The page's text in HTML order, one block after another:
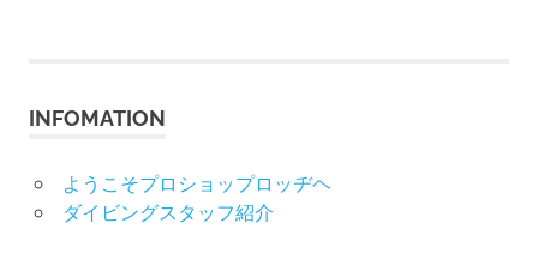
ペ
ー
ジ
INFOMATION
ようこそプロショップロッヂヘ
ダイビングスタッフ紹介